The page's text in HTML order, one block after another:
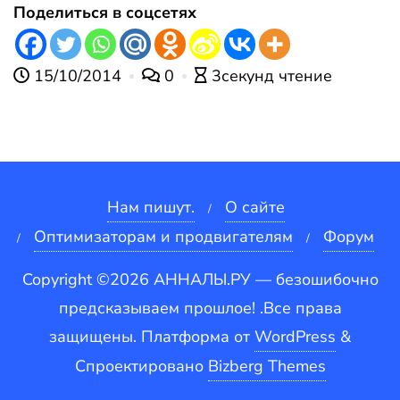
Поделиться в соцсетях
15/10/2014 0 3секунд чтение
Нам пишут.
О сайте
Оптимизаторам и продвигателям
Форум
Copyright ©2026 АННАЛЫ.РУ — безошибочно
предсказываем прошлое! .Все права
защищены. Платформа от WordPress &
Спроектировано Bizberg Themes